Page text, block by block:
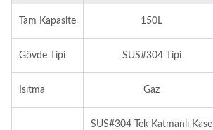
Tam Kapasite 150L
Gövde Tipi SUS#304 Tipi
Isıtma Gaz
SUS#304 Tek Katmanlı Kase